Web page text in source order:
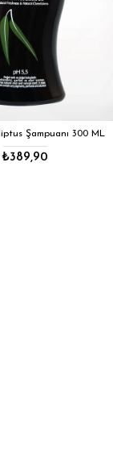
Şampuanı 300 ML
₺389,90